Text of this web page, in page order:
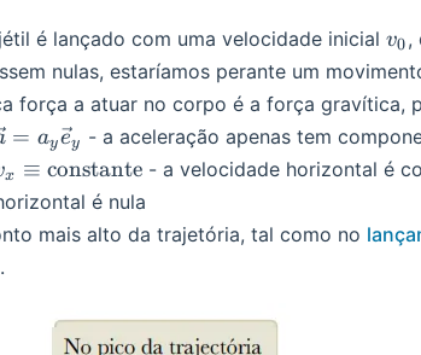
é lançado com uma velocidade inicial v_0
v0,
nulas, estaríamos perante um
força a atuar no corpo é a força gravítica,
=
= ayey - a aceleração apenas tem
\equiv
x ≡ constante - a velocidade horizontal é
é nula
mais alto da trajetória, tal como no